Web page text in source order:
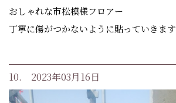
おしゃれな市松模様フロアー
丁寧に傷がつかないように貼っていきます
10. 2023年03月16日